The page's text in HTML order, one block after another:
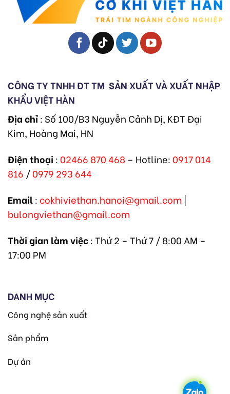
CÔNG TY TNHH ĐT TM SẢN XUẤT VÀ XUẤT NHẬP
KHẨU VIỆT HÀN
Địa chỉ: Số 100/B3 Nguyễn Cảnh Dị, KĐT Đại
Kim, Hoàng Mai, HN
Điện thoại : 02466 870 468 – Hotline: 0917 014
816 /0979 293 644
Email: cokhiviethan.hanoi@gmail.com |
bulongviethan@gmail.com
Thời gian làm việc: Thứ 2 – Thứ 7 / 8:00 AM –
17:00 PM
DANH MỤC
Công nghệ sản xuất
Sản phẩm
Dự án